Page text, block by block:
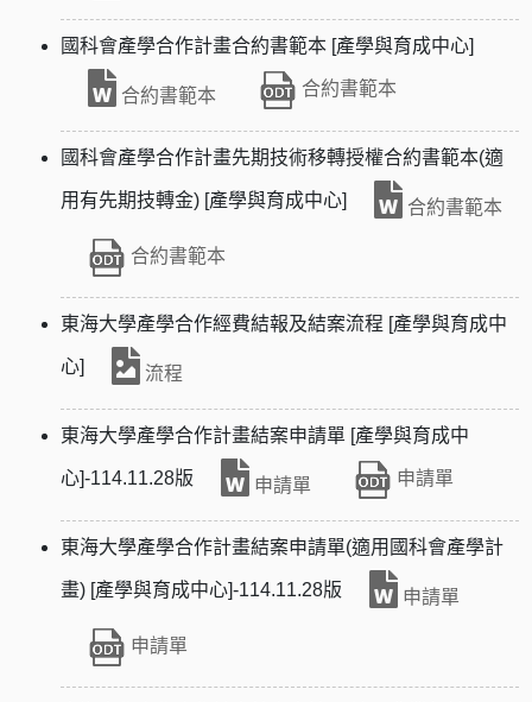
國科會產學合作計畫合約書範本 [產學與育成中心]
合約書範本 合約書範本
國科會產學合作計畫先期技術移轉授權合約書範本(適
用有先期技轉金) [產學與育成中心] 合約書範本
合約書範本
東海大學產學合作經費結報及結案流程 [產學與育成中
心] 流程
東海大學產學合作計畫結案申請單 [產學與育成中
心]-114.11.28版 申請單 申請單
東海大學產學合作計畫結案申請單(適用國科會產學計
畫) [產學與育成中心]-114.11.28版 申請單
申請單